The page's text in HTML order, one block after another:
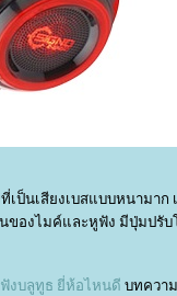
เป็นเสียงเบสแบบหนามา
องไมค์และหูฟัง มีปุ่มปรับ
งบลูทูธ ยี่ห้อไหนดี บทควา